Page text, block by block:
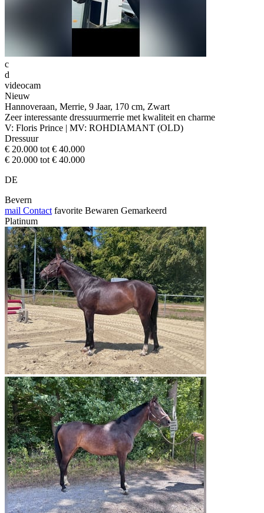
c
d
videocam
Nieuw
Hannoveraan, Merrie, 9 Jaar, 170 cm, Zwart
Zeer interessante dressuurmerrie met kwaliteit en charme
V: Floris Prince | MV: ROHDIAMANT (OLD)
Dressuur
€ 20.000 tot € 40.000
€ 20.000 tot € 40.000
DE
Bevern
mail Contact favorite Bewaren Gemarkeerd
Platinum